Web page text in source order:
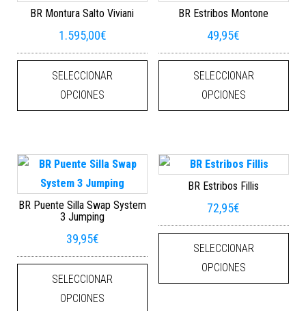
BR Montura Salto Viviani
1.595,00€
SELECCIONAR
OPCIONES
Este producto tiene múltiples
BR Estribos Montone
49,95€
SELECCIONAR
OPCIONES
BR Puente Silla Swap System
3 Jumping
39,95€
SELECCIONAR
OPCIONES
Este producto tiene múltiples
BR Estribos Fillis
72,95€
SELECCIONAR
OPCIONES